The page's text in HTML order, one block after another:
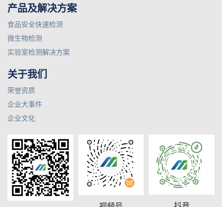
产品及解决方案
食品安全快速检测
微生物检测
实验室检测解决方案
关于我们
荣誉资质
企业大事件
企业文化